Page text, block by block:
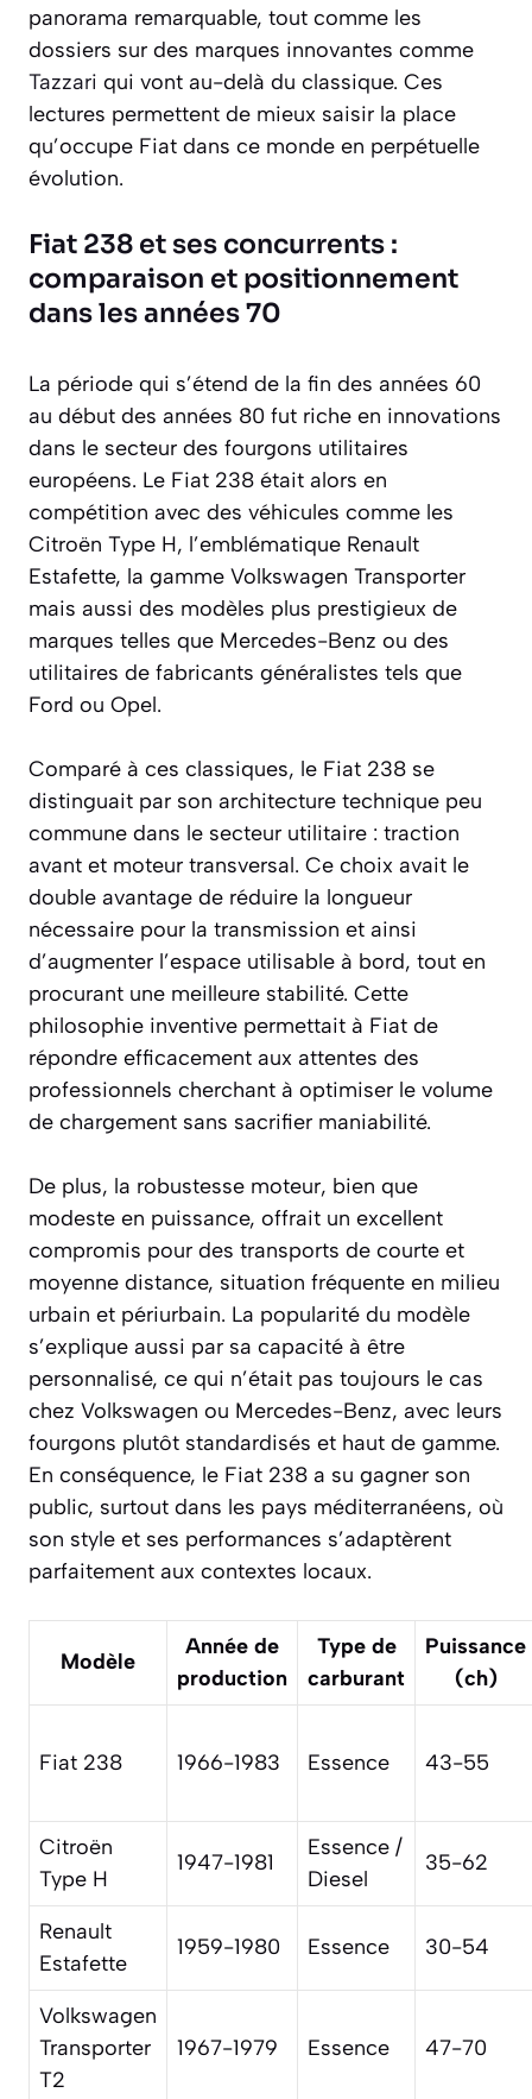
panorama remarquable, tout comme les
dossiers sur des marques innovantes comme
Tazzari qui vont au-delà du classique. Ces
lectures permettent de mieux saisir la place
qu’occupe Fiat dans ce monde en perpétuelle
évolution.
Fiat 238 et ses concurrents :
comparaison et positionnement
dans les années 70
La période qui s’étend de la fin des années 60
au début des années 80 fut riche en innovations
dans le secteur des fourgons utilitaires
européens. Le Fiat 238 était alors en
compétition avec des véhicules comme les
Citroën Type H, l’emblématique Renault
Estafette, la gamme Volkswagen Transporter
mais aussi des modèles plus prestigieux de
marques telles que Mercedes-Benz ou des
utilitaires de fabricants généralistes tels que
Ford ou Opel.
Comparé à ces classiques, le Fiat 238 se
distinguait par son architecture technique peu
commune dans le secteur utilitaire : traction
avant et moteur transversal. Ce choix avait le
double avantage de réduire la longueur
nécessaire pour la transmission et ainsi
d’augmenter l’espace utilisable à bord, tout en
procurant une meilleure stabilité. Cette
philosophie inventive permettait à Fiat de
répondre efficacement aux attentes des
professionnels cherchant à optimiser le volume
de chargement sans sacrifier maniabilité.
De plus, la robustesse moteur, bien que
modeste en puissance, offrait un excellent
compromis pour des transports de courte et
moyenne distance, situation fréquente en milieu
urbain et périurbain. La popularité du modèle
s’explique aussi par sa capacité à être
personnalisé, ce qui n’était pas toujours le cas
chez Volkswagen ou Mercedes-Benz, avec leurs
fourgons plutôt standardisés et haut de gamme.
En conséquence, le Fiat 238 a su gagner son
public, surtout dans les pays méditerranéens, où
son style et ses performances s’adaptèrent
parfaitement aux contextes locaux.
Modèle
Année de
production
Type de
carburant
Puissance
(ch)
Fiat 238 1966-1983 Essence 43-55
Citroën
Type H
1947-1981
Essence /
Diesel
35-62
Renault
Estafette
1959-1980 Essence 30-54
Volkswagen
Transporter
T2
1967-1979 Essence 47-70